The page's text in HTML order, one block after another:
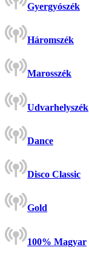
Gyergyószék
Háromszék
Marosszék
Udvarhelyszék
Dance
Disco Classic
Gold
100% Magyar